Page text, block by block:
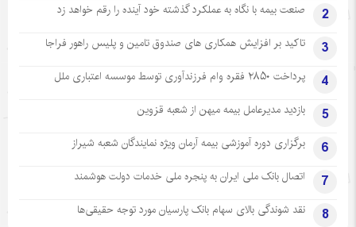
2 صنعت بیمه با نگاه به عملکرد گذشته خود آینده را رقم خواهد زد
3 تاکید بر افزایش همکاری های صندوق تامین و پلیس راهور فراجا
4 پرداخت ۲۸۵۰ فقره وام فرزندآوری توسط موسسه اعتباری ملل
5 بازدید مدیرعامل بیمه میهن از شعبه قزوین
6 برگزاری دوره آموزشی بیمه آرمان ویژه نمایندگان شعبه شیراز
7 اتصال بانک ملی ایران به پنجره ملی خدمات دولت هوشمند
8 نقد شوندگی بالای سهام بانک پارسیان مورد توجه حقیقی‌ها